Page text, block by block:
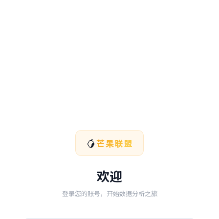
🥭芒果联盟
欢迎
登录您的账号，开始数据分析之旅